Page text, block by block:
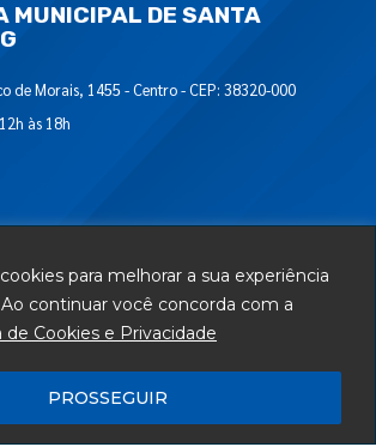
para melhorar a sua experiência
continuar você concorda com a
de Cookies e Privacidade
PROSSEGUIR
MUNICIPAL DE SANTA
de Morais, 1455 - Centro - CEP: 38320-000
às 18h
T.I.